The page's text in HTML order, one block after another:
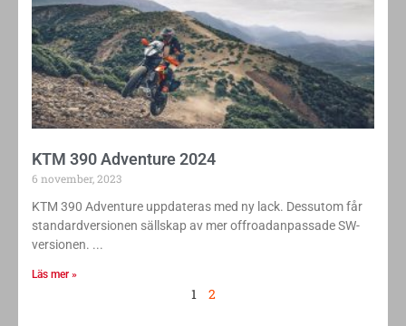
KTM 390 Adventure 2024
6 november, 2023
KTM 390 Adventure uppdateras med ny lack. Dessutom får
standardversionen sällskap av mer offroadanpassade SW-
versionen.
Läs mer »
1 2